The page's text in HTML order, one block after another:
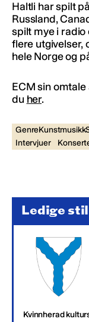
Haltli har spilt
Russland,
spilt mye i
flere utgivelser,
hele Norge og
ECM sin
du her.
Intervjuer
Ledige
Kvinnherad